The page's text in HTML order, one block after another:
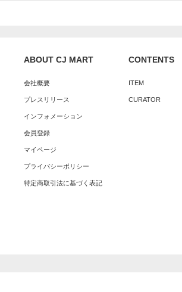
ABOUT CJ MART
会社概要
プレスリリース
インフォメーション
会員登録
マイページ
プライバシーポリシー
特定商取引法に基づく表記
CONTENTS
ITEM
CURATOR